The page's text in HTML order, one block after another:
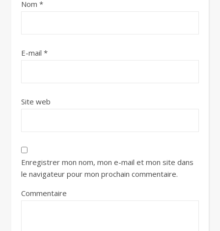
Nom *
E-mail *
Site web
Enregistrer mon nom, mon e-mail et mon site dans
le navigateur pour mon prochain commentaire.
Commentaire